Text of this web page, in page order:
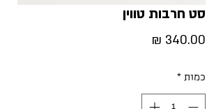
סט חרבות טווין
כמות *